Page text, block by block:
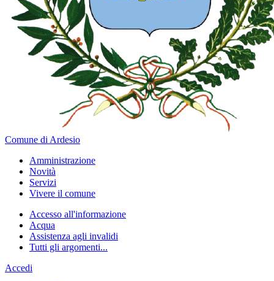
Comune di Ardesio
Amministrazione
Novità
Servizi
Vivere il comune
Accesso all'informazione
Acqua
Assistenza agli invalidi
Tutti gli argomenti...
Accedi